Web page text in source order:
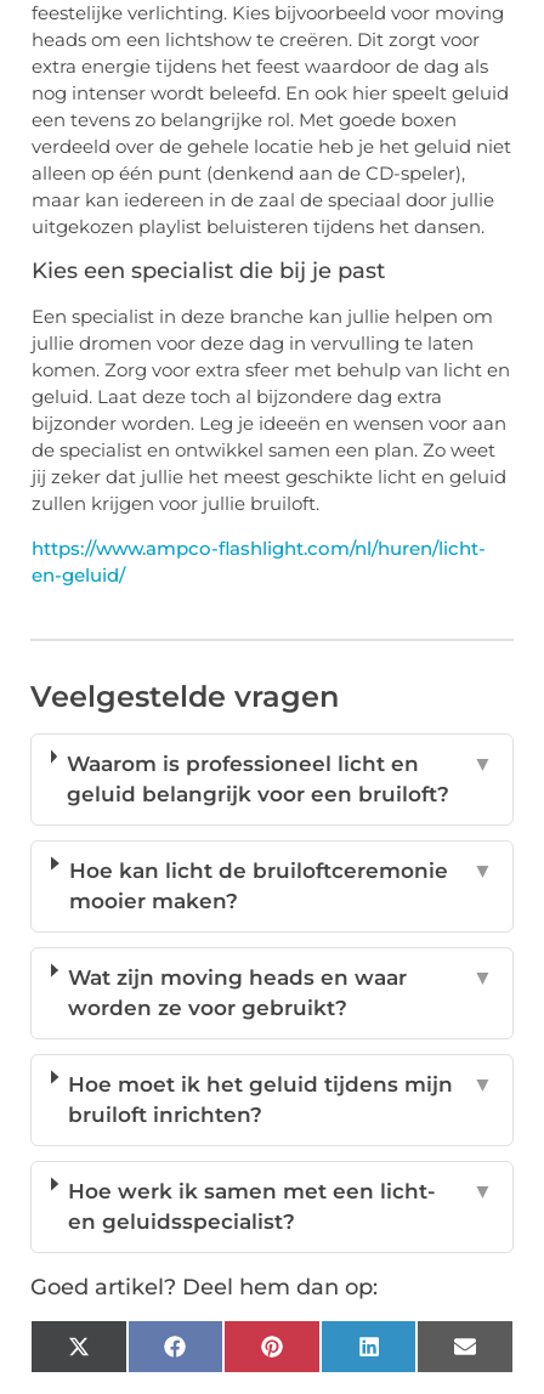
feestelijke verlichting. Kies bijvoorbeeld voor moving
heads om een lichtshow te creëren. Dit zorgt voor
extra energie tijdens het feest waardoor de dag als
nog intenser wordt beleefd. En ook hier speelt geluid
een tevens zo belangrijke rol. Met goede boxen
verdeeld over de gehele locatie heb je het geluid niet
alleen op één punt (denkend aan de CD-speler),
maar kan iedereen in de zaal de speciaal door jullie
uitgekozen playlist beluisteren tijdens het dansen.
Kies een specialist die bij je past
Een specialist in deze branche kan jullie helpen om
jullie dromen voor deze dag in vervulling te laten
komen. Zorg voor extra sfeer met behulp van licht en
geluid. Laat deze toch al bijzondere dag extra
bijzonder worden. Leg je ideeën en wensen voor aan
de specialist en ontwikkel samen een plan. Zo weet
jij zeker dat jullie het meest geschikte licht en geluid
zullen krijgen voor jullie bruiloft.
https://www.ampco-flashlight.com/nl/huren/licht-
en-geluid/
Veelgestelde vragen
Waarom is professioneel licht en
geluid belangrijk voor een bruiloft?
▼
Hoe kan licht de bruiloftceremonie
mooier maken?
▼
Wat zijn moving heads en waar
worden ze voor gebruikt?
▼
Hoe moet ik het geluid tijdens mijn
bruiloft inrichten?
▼
Hoe werk ik samen met een licht-
en geluidsspecialist?
▼
Goed artikel? Deel hem dan op:
X
(Twitter)
FacebookPinterestLinkedInEmail